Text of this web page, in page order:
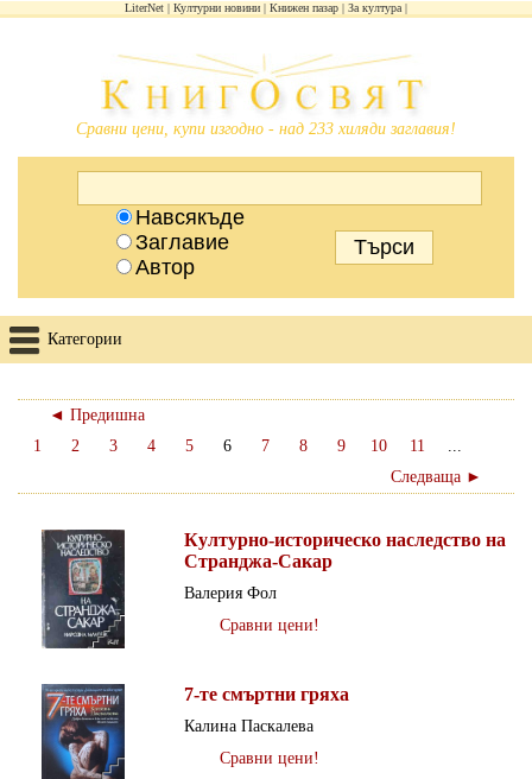
LiterNet Културни новини Книжен пазар За култура
Сравни цени, купи изгодно - над 233 хиляди заглавия!
Навсякъде
Заглавие
Автор
Категории
◄ Предишна
1
2 3 4 5 6 7 8 9 10 11
...
Следваща ►
Културно-историческо наследство на
Странджа-Сакар
Валерия Фол
Сравни цени!
7-те смъртни гряха
Калина Паскалева
Сравни цени!